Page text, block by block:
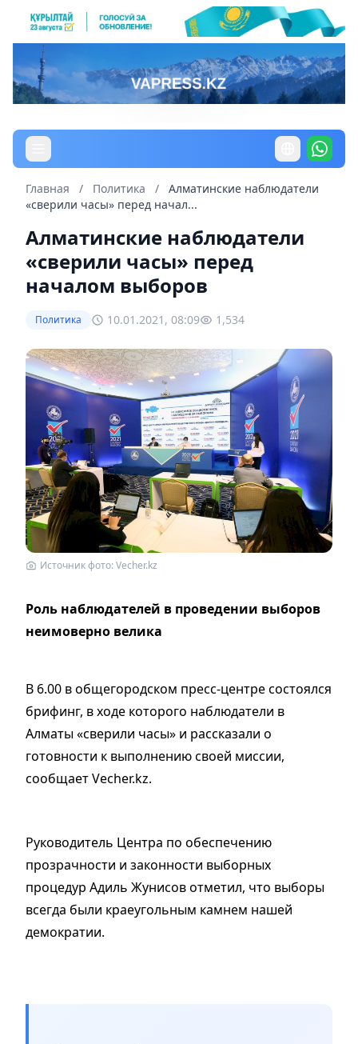
Главная / Политика /
Алматинские наблюдатели
«сверили часы» перед начал...
Алматинские наблюдатели
«сверили часы» перед
началом выборов
Политика 10.01.2021, 08:09 1,534
Источник фото: Vecher.kz
Роль наблюдателей в проведении выборов
неимоверно велика
В 6.00 в общегородском пресс-центре состоялся
брифинг, в ходе которого наблюдатели в
Алматы «сверили часы» и рассказали о
готовности к выполнению своей миссии,
сообщает Vecher.kz.
Руководитель Центра по обеспечению
прозрачности и законности выборных
процедур Адиль Жунисов отметил, что выборы
всегда были краеугольным камнем нашей
демократии.